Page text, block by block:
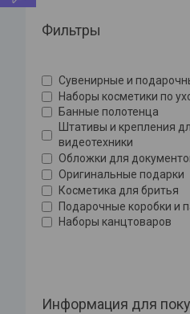
Фильтры
Сувенирные и
Наборы косметики по
Банные полотенца
Штативы и крепления
видеотехники
Обложки для
Оригинальные подарки
Косметика для бритья
Подарочные коробки и
Наборы канцтоваров
Информация для